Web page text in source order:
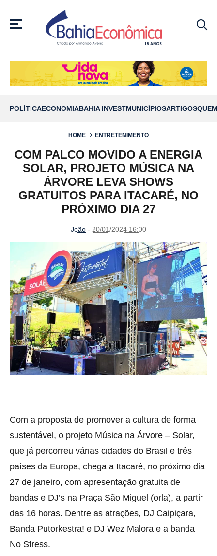
MENU
POLÍTICAECONOMIABAHIA INVESTMUNICÍPIOSARTIGOS
HOME ENTRETENIMENTO
COM PALCO MOVIDO A ENERGIA
SOLAR, PROJETO MÚSICA NA
ÁRVORE LEVA SHOWS
GRATUITOS PARA ITACARÉ, NO
PRÓXIMO DIA 27
João - 20/01/2024 16:00
Com a proposta de promover a cultura de forma
sustentável, o projeto Música na Árvore – Solar,
que já percorreu várias cidades do Brasil e três
países da Europa, chega a Itacaré, no próximo dia
27 de janeiro, com apresentação gratuita de
bandas e DJ’s na Praça São Miguel (orla), a partir
das 16 horas. Dentre as atrações, DJ Caipiçara,
Banda Putorkestra! e DJ Wez Malora e a banda
No Stress.